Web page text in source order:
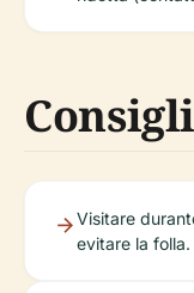
Visitare
evitare la folla.